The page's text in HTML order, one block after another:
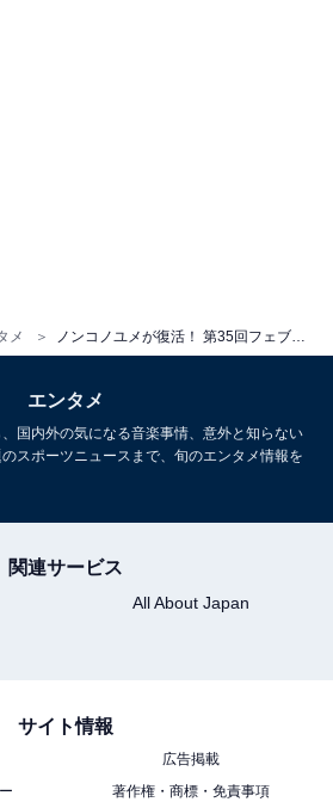
メ
イペースによって、差し馬には絶
レース。3コーナー過ぎから徐々
で完全に抜け出していましたが、
ノユメにゴールドドリームは最後
掛けが早かった分、もうひと伸び
エンタメ
国内外の気になる音楽事情、意外と知らない
スポーツニュースまで、旬のエンタメ情報を
関連サービス
All About Japan
サイト情報
広告掲載
著作権・商標・免責事項